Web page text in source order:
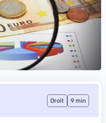
Droit 9 min